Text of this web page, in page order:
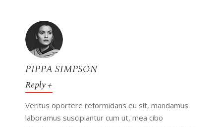
PIPPA SIMPSON
Reply
Veritus oportere reformidans eu sit, mandamus
laboramus suscipiantur cum ut, mea cibo